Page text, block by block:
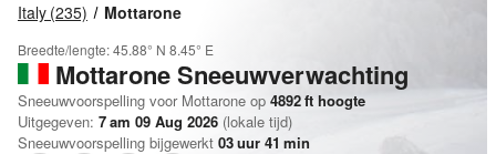
Italy (235) Mottarone
Breedte/lengte:45.88° N 8.45° E
MottaroneSneeuwverwachting
Sneeuwvoorspelling voor Mottarone op 4892ft hoogte
Uitgegeven: 7 am 09 Aug 2026 (lokale tijd)
Sneeuwvoorspelling bijgewerkt 03uur 41 min